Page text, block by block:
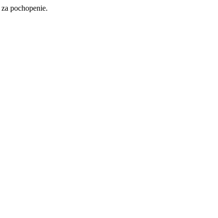
pochopenie.